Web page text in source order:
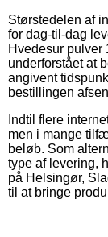
Størstedelen af
for dag-til-dag
Hvedesur pulver
underforstået at
angivent
bestillingen
Indtil flere
men i mange
beløb. Som
type af levering,
på Helsingør,
til at bringe